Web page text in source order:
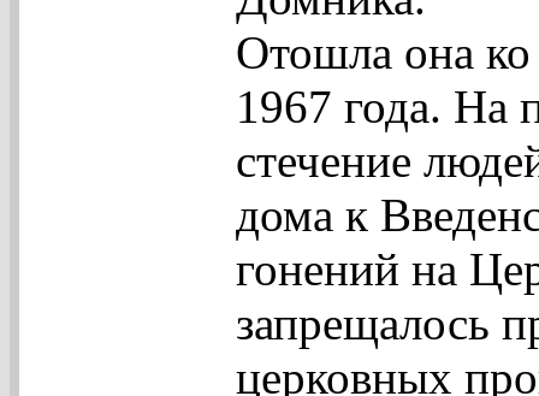
Отошла она
1967 года. На
стечение
дома к
гонений на
запрещалось
церковных